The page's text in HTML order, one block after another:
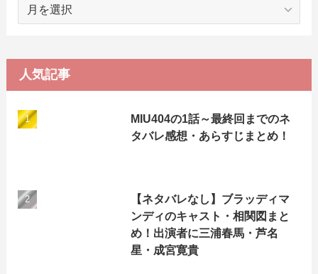
ブ
人気記事
MIU404の1話～最終回までのネ
タバレ感想・あらすじまとめ！
【ネタバレなし】ブラッディマ
ンディのキャスト・相関図まと
め！出演者に三浦春馬・芦名
星・成宮寛貴